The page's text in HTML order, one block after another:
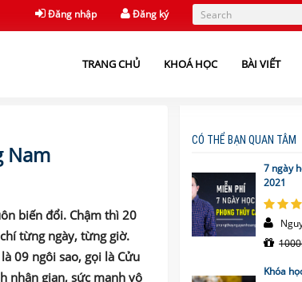
Đăng nhập Đăng ký
TRANG CHỦ KHOÁ HỌC BÀI VIẾT
Nam
biến đổi. Chậm thì 20
từng ngày, từng giờ.
09 ngôi sao, gọi là Cửu
nhân gian, sức mạnh vô
CÓ THỂ BẠN QUAN TÂM
7 ngày
2021
Khóa